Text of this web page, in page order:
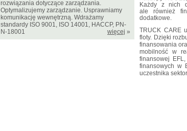
Każdy z nich
ale również
dodatkowe.
TRUCK CARE
floty. Dzięki
finansowania
mobilność w
finansowej
finansowych w
uczestnika
rozwiązania dotyczące zarządzania.
Optymalizujemy zarządzanie. Usprawniamy
komunikację wewnętrzną. Wdrażamy
standardy ISO 9001, ISO 14001, HACCP, PN-
N-18001
więcej »